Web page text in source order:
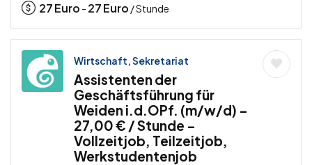
27Euro - 27Euro / Stunde
Wirtschaft, Sekretariat
Assistenten der
Geschäftsführung für
Weiden i.d.OPf. (m/w/d) –
27,00 € / Stunde –
Vollzeitjob, Teilzeitjob,
Werkstudentenjob